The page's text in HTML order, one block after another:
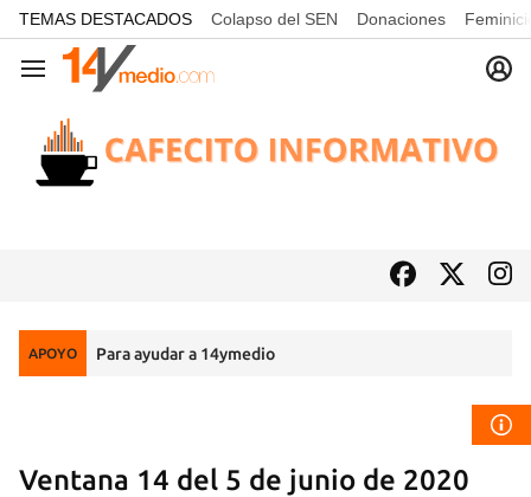
common.go-to-content
TEMAS DESTACADOS Colapso del SEN Donaciones
Navegación
APOYO Para ayudar a 14ymedio
Ventana 14 del 5 de junio de 2020